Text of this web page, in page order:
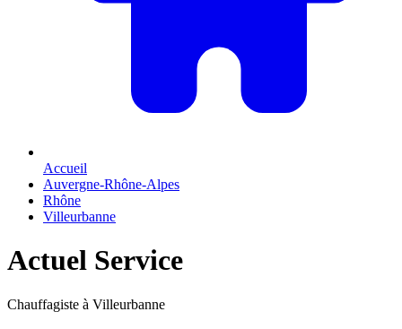
Accueil
Auvergne-Rhône-Alpes
Rhône
Villeurbanne
Actuel Service
Chauffagiste à Villeurbanne